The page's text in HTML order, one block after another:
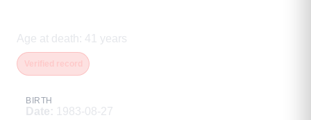
Age at death : 41 years
BIRTH
Date: 1983-08-27